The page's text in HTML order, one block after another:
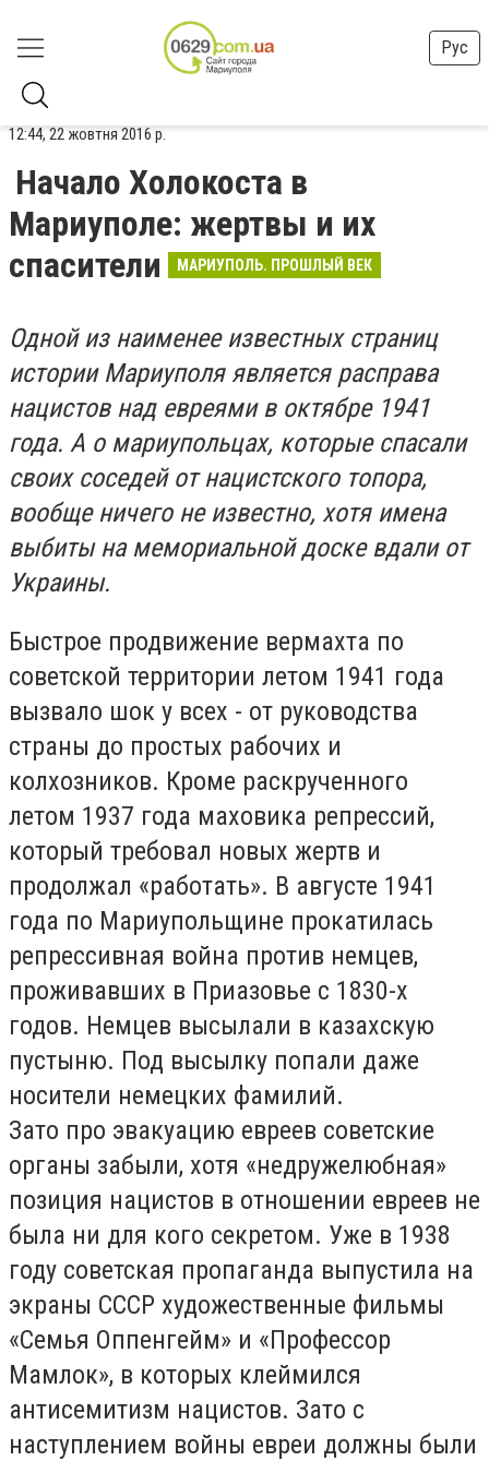
Рус
12:44, 22 жовтня 2016 р.
Начало Холокоста в
Мариуполе: жертвы и их
спасители
МАРИУПОЛЬ. ПРОШЛЫЙ ВЕК
Одной из наименее известных страниц
истории Мариуполя является расправа
нацистов над евреями в октябре 1941
года. А о мариупольцах, которые спасали
своих соседей от нацистского топора,
вообще ничего не известно, хотя имена
выбиты на мемориальной доске вдали от
Украины.
Быстрое продвижение вермахта по
советской территории летом 1941 года
вызвало шок у всех - от руководства
страны до простых рабочих и
колхозников. Кроме раскрученного
летом 1937 года маховика репрессий,
который требовал новых жертв и
продолжал «работать». В августе 1941
года по Мариупольщине прокатилась
репрессивная война против немцев,
проживавших в Приазовье с 1830-х
годов. Немцев высылали в казахскую
пустыню. Под высылку попали даже
носители немецких фамилий.
Зато про эвакуацию евреев советские
органы забыли, хотя «недружелюбная»
позиция нацистов в отношении евреев не
была ни для кого секретом. Уже в 1938
году советская пропаганда выпустила на
экраны СССР художественные фильмы
«Семья Оппенгейм» и «Профессор
Мамлок», в которых клеймился
антисемитизм нацистов. Зато с
наступлением войны евреи должны были